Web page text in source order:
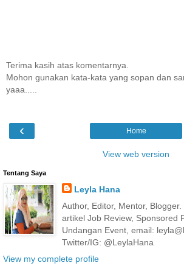
Terima kasih atas komentarnya.
Mohon gunakan kata-kata yang sopan dan
yaaa.....
‹ Home
View web version
Tentang Saya
Leyla Hana
Author, Editor, Mentor,
artikel Job Review, Sponsored
Undangan Event, email:
Twitter/IG: @LeylaHana
View my complete profile